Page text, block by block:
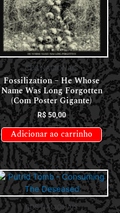
CDS NACIONAIS
Fossilization – He Whose
Name Was Long Forgotten
(Com Poster Gigante)
R$50,00
Adicionar ao carrinho
CDS NACIONAIS